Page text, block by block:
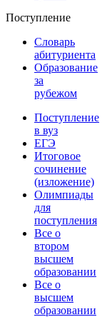
Поступление
Словарь
абитуриента
Образование
за
рубежом
Поступление
в вуз
ЕГЭ
Итоговое
сочинение
(изложение)
Олимпиады
для
поступления
Все о
втором
высшем
образовании
Все о
высшем
образовании